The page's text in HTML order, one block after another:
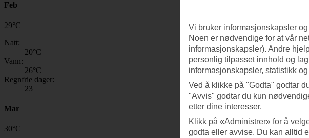
Feb
29°C
Natt:
20°C
Vann:
26°C
Regnfrie dager:
23
Mar
30°C
Vi bruker informasjonskapsler
Noen er nødvendige for at vår
informasjonskapsler). Andre
personlig tilpasset innhold og
informasjonskapsler, statistikk
Ved å klikke på "Godta" godtar
"Avvis" godtar du kun
etter dine interesser.
Klikk på «Administrer» for å
godta eller avvise. Du kan alltid